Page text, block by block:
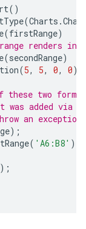
()
(Charts .
(firstRange)
renders in
(secondRange)
(5, 5, 0, 0);
two
was added via
an exception
);
( 'A6:B8' ));